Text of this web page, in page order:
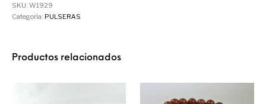
SKU:W1929
Categoría: PULSERAS
Productos relacionados